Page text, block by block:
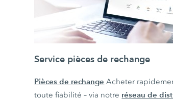
Service pièces de rechange
Pièces de rechange Acheter
toute fiabilité – via notre réseau de